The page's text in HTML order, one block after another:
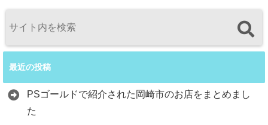
最近の投稿
PSゴールドで紹介された岡崎市のお店をまとめまし
た